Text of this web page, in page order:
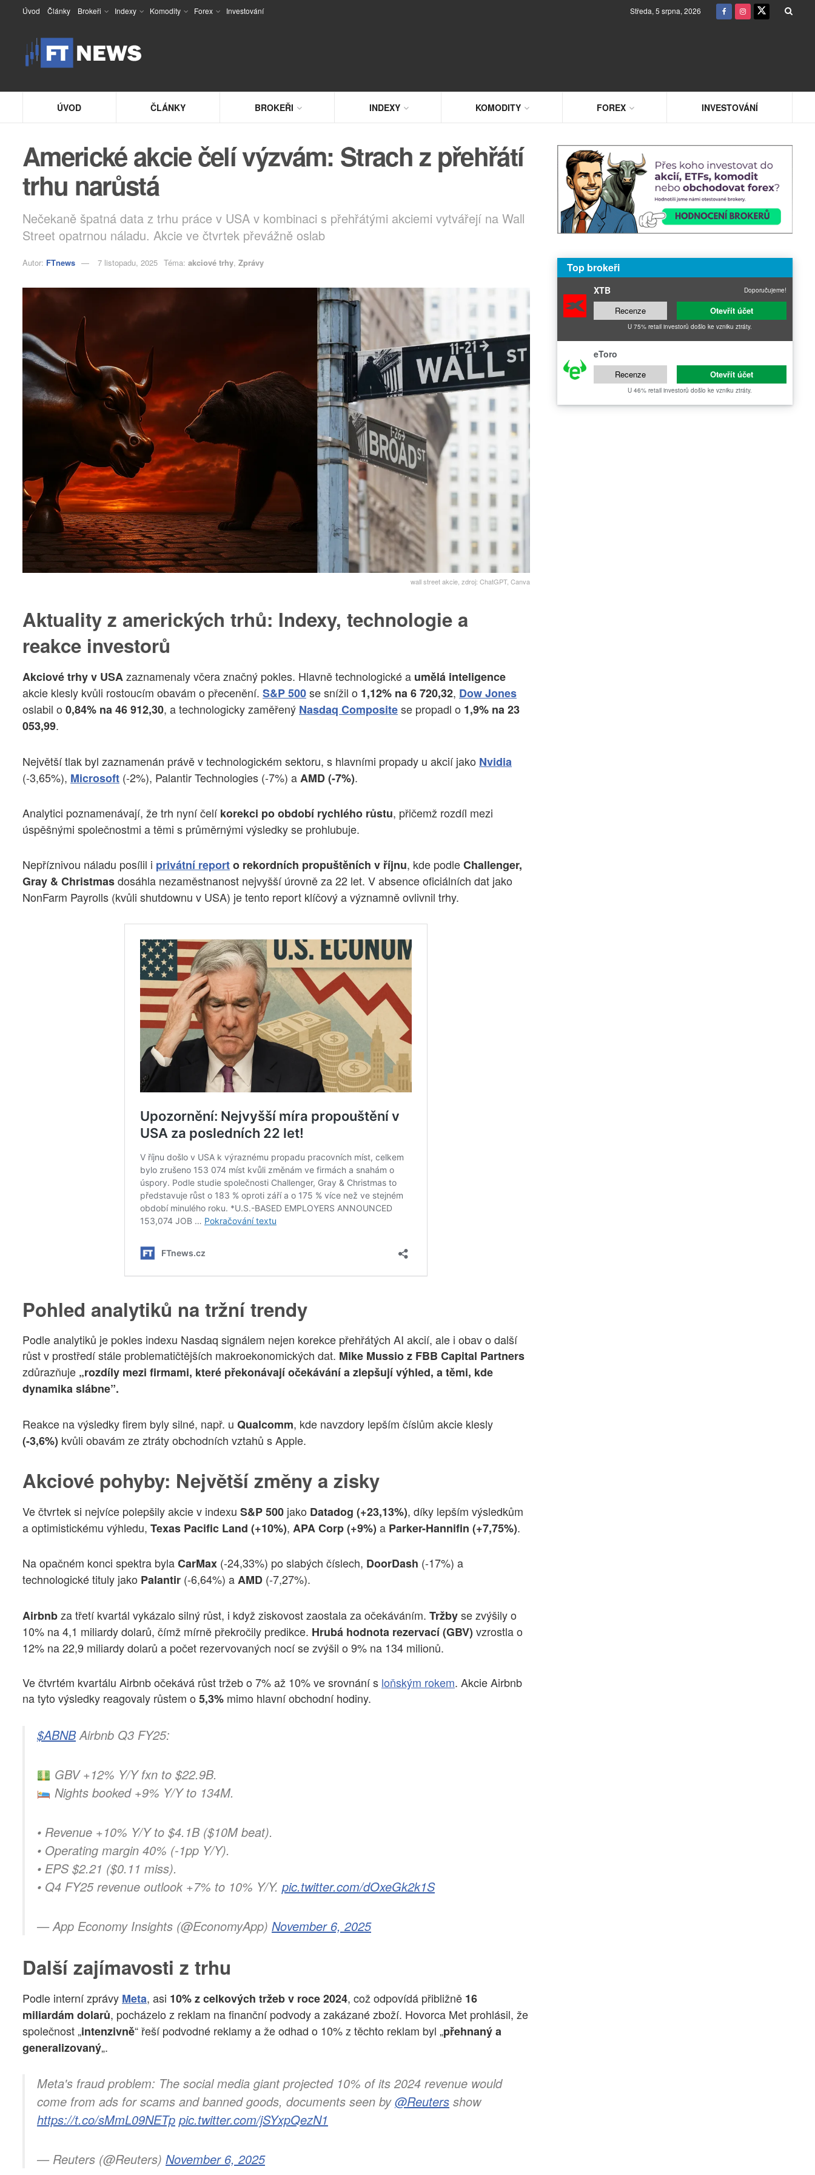
Úvod Články Brokeři Indexy Komodity Forex Investování Středa, 5 srpna, 2026
ÚVOD ČLÁNKY BROKEŘI INDEXY KOMODITY FOREX INVESTOVÁNÍ
Americké akcie čelí výzvám: Strach z přehřátí
trhu narůstá
Nečekaně špatná data z trhu práce v USA v kombinaci s přehřátými akciemi vytvářejí na Wall
Street opatrnou náladu. Akcie ve čtvrtek převážně oslab
Autor: FTnews 7 listopadu, 2025 Téma: akciové trhy, Zprávy
wall street akcie, zdroj: ChatGPT, Canva
Aktuality z amerických trhů: Indexy, technologie a
reakce investorů
Akciové trhy v USAzaznamenaly včera značný pokles. Hlavně technologické a umělá inteligence
akcie klesly kvůli rostoucím obavám o přecenění. S&P 500se snížil o 1,12% na 6 720,32, Dow Jones
oslabil o 0,84% na 46 912,30, a technologicky zaměřený Nasdaq Compositese propadl o 1,9% na 23
053,99.
Největší tlak byl zaznamenán právě v technologickém sektoru, s hlavními propady u akcií jako Nvidia
(-3,65%), Microsoft (-2%), Palantir Technologies (-7%) aAMD (-7%).
Analytici poznamenávají, že trh nyní čelíkorekci po období rychlého růstu, přičemž rozdíl mezi
úspěšnými společnostmi a těmi s průměrnými výsledky se prohlubuje.
Nepříznivou náladu posílil i privátní reporto rekordních propuštěních v říjnu, kde podleChallenger,
Gray & Christmasdosáhla nezaměstnanost nejvyšší úrovně za 22 let. V absence oficiálních dat jako
NonFarm Payrolls (kvůli shutdownu v USA) je tento report klíčový a významně ovlivnil trhy.
Pohled analytiků na tržní trendy
Podle analytiků je pokles indexu Nasdaq signálem nejen korekce přehřátých AI akcií, ale i obav o další
růst v prostředí stále problematičtějších makroekonomických dat. Mike Mussio z FBB Capital Partners
zdůrazňuje „rozdíly mezi firmami, které překonávají očekávání a zlepšují výhled, a těmi, kde
dynamika slábne”.
Reakce na výsledky firem byly silné, např. u Qualcomm, kde navzdory lepším číslům akcie klesly
(-3,6%) kvůli obavám ze ztráty obchodních vztahů s Apple.
Akciové pohyby: Největší změny a zisky
Ve čtvrtek si nejvíce polepšily akcie v indexu S&P 500 jako Datadog (+23,13%), díky lepším výsledkům
a optimistickému výhledu, Texas Pacific Land (+10%), APA Corp (+9%) a Parker-Hannifin (+7,75%).
Na opačném konci spektra bylaCarMax (-24,33%) po slabých číslech, DoorDash (-17%) a
technologické tituly jako Palantir (-6,64%) aAMD (-7,27%).
Airbnbza třetí kvartál vykázalo silný růst, i když ziskovost zaostala za očekáváním. Tržbyse zvýšily o
10% na 4,1 miliardy dolarů, čímž mírně překročily predikce. Hrubá hodnota rezervací (GBV) vzrostla o
12% na 22,9 miliardy dolarů a počet rezervovaných nocí se zvýšil o 9% na 134 milionů.
Ve čtvrtém kvartálu Airbnb očekává růst tržeb o 7% až 10% ve srovnání s loňským rokem. Akcie Airbnb
na tyto výsledky reagovaly růstem o 5,3% mimo hlavní obchodní hodiny.
$ABNBAirbnb Q3 FY25:
GBV +12% Y/Y fxn to $22.9B.
Nights booked +9% Y/Y to 134M.
• Revenue +10% Y/Y to $4.1B ($10M beat).
• Operating margin 40% (-1pp Y/Y).
• EPS $2.21 ($0.11 miss).
• Q4 FY25 revenue outlook +7% to 10% Y/Y. pic.twitter.com/dOxeGk2k1S
— App Economy Insights (@EconomyApp) November 6, 2025
Další zajímavosti z trhu
Podle interní zprávy Meta, asi 10% z celkových tržeb v roce 2024, což odpovídá přibližně 16
miliardám dolarů, pocházelo z reklam na finanční podvody a zakázané zboží. Hovorca Met prohlásil, že
společnost „intenzivně“ řeší podvodné reklamy a že odhad o 10% z těchto reklam byl „přehnaný a
generalizovaný„.
Meta's fraud problem: The social media giant projected 10% of its 2024 revenue would
come from ads for scams and banned goods, documents seen by@Reuters show
https://t.co/sMmL09NETp pic.twitter.com/jSYxpQezN1
— Reuters (@Reuters) November 6, 2025
Top brokeři
XTB Doporučujeme!
Recenze Otevřít účet
U 75% retail investorů došlo ke vzniku ztráty.
eToro
Recenze Otevřít účet
U 46% retail investorů došlo ke vzniku ztráty.